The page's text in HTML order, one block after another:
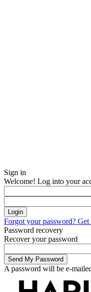
Sign in
Welcome! Log into your
Forgot your password? Get
Password recovery
Recover your password
A password will be e-